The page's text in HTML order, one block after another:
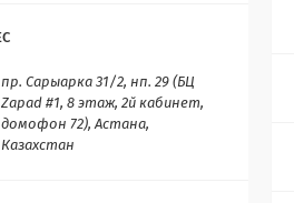
пр. Сарыарка 31/2, нп. 29 (БЦ
Zapad #1, 8 этаж, 2й кабинет,
домофон 72), Астана,
Казахстан